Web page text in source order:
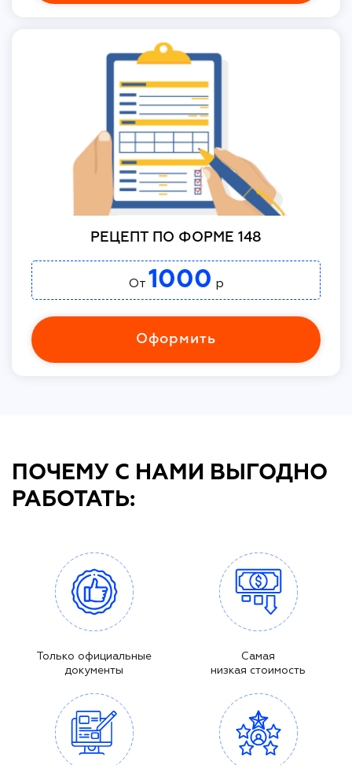
РЕЦЕПТ ПО ФОРМЕ 148
От 1000 р
Оформить
ПОЧЕМУ С НАМИ ВЫГОДНО
РАБОТАТЬ:
Только официальные
документы
Самая
низкая стоимость